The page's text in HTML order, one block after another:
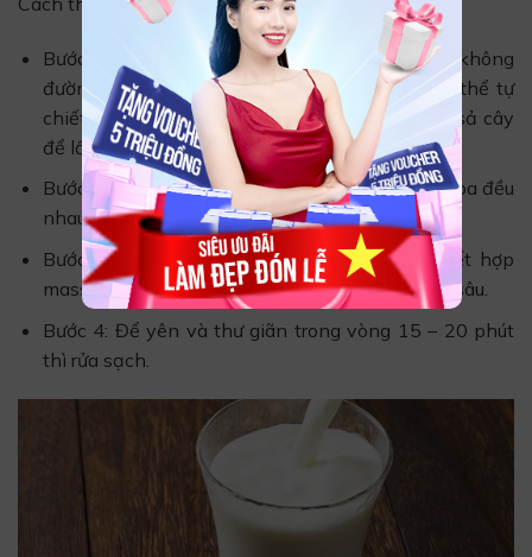
Bước 1: Chuẩn bị tinh dầu cam sả và sữa tươi không
đường. Nếu không có tinh dầu sẵn thì bạn có thể tự
chiết tinh dầu bằng cách đun nước vỏ cam và sả cây
để lấy phần nước tinh dầu.
Bước 2: Cho nước cam sả và sữa tươi vào bát, hòa đều
nhau.
Bước 3: Thoa hỗn hợp dưỡng chất lên da, kết hợp
massage nhẹ nhàng cho các dưỡng chất thấm sâu.
Bước 4: Để yên và thư giãn trong vòng 15 – 20 phút
thì rửa sạch.